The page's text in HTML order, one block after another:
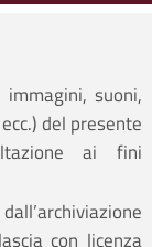
suoni,
del presente
ai fini
con licenza